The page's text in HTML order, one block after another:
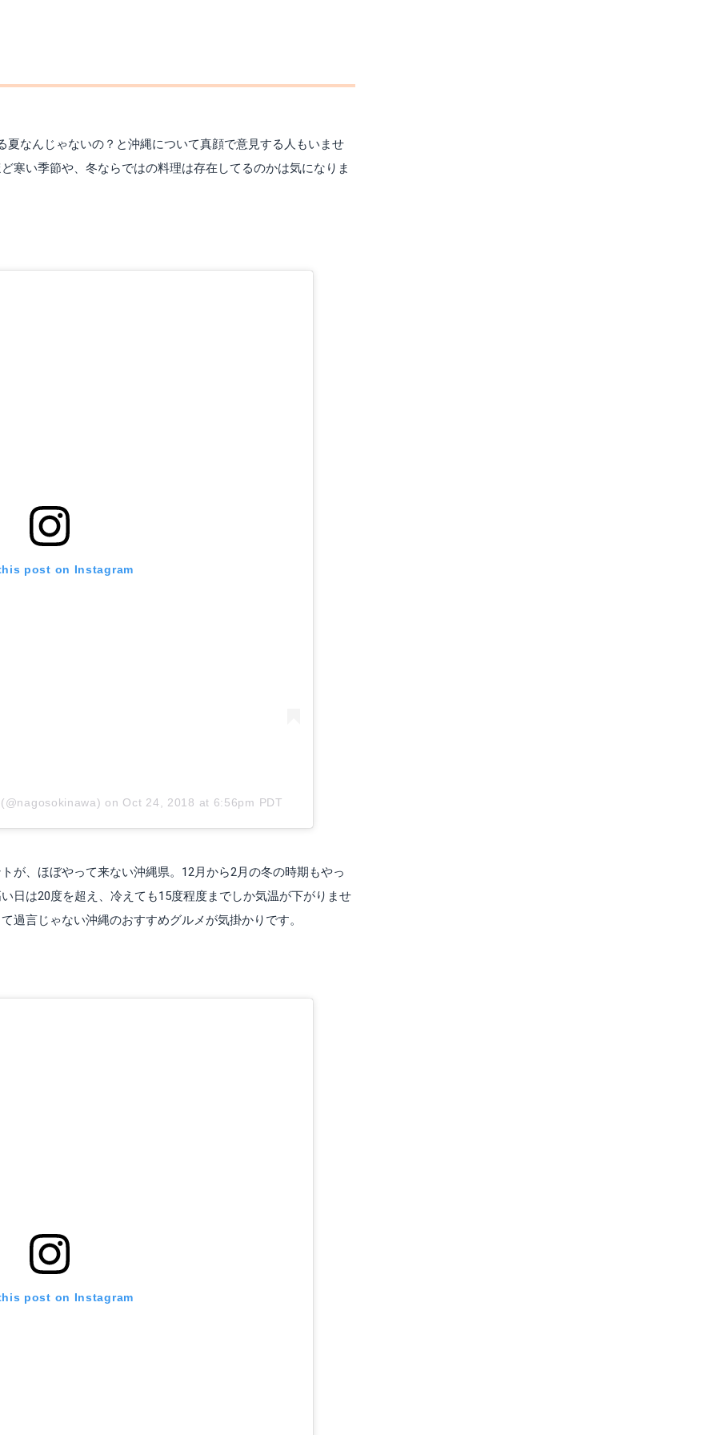
夏なんじゃないの？と沖縄について真顔で意見する人もいませ
寒い季節や、冬ならではの料理は存在してるのかは気になりま
post on Instagram
on Oct 24, 2018 at 6:56pm PDT
が、ほぼやって来ない沖縄県。12月から2月の冬の時期もやっ
日は20度を超え、冷えても15度程度までしか気温が下がりませ
過言じゃない沖縄のおすすめグルメが気掛かりです。
post on Instagram